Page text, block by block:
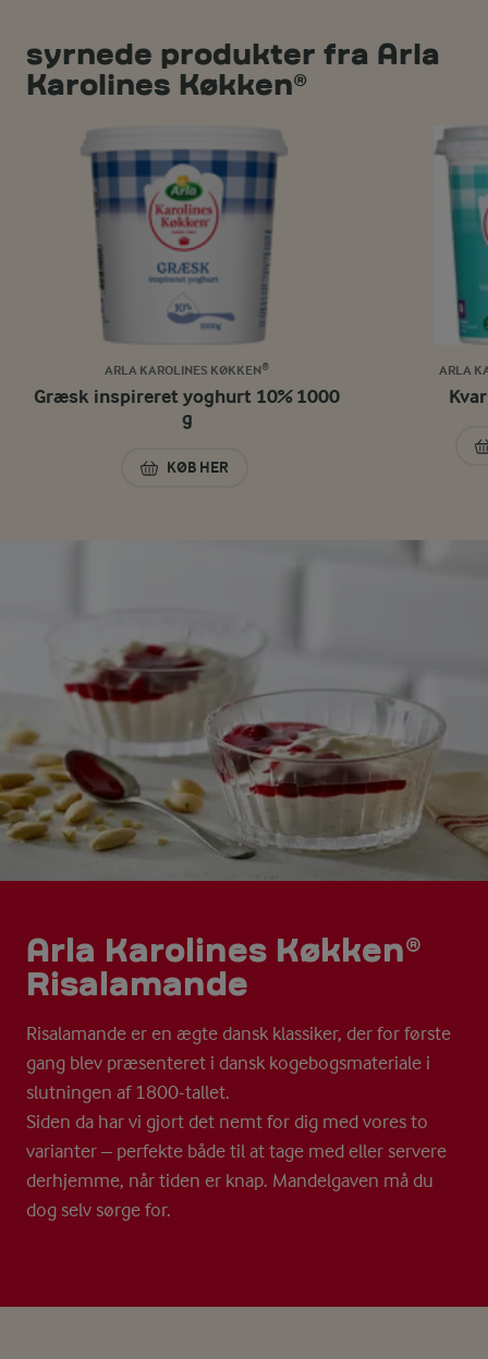
syrnede produkter fra Arla
Karolines Køkken®
ARLA KAROLINES KØKKEN®
Græsk inspireret yoghurt 10% 1000
g
KØB HER
GRÆSK INSPIRERET YOGHURT 10% 1000 G
ARLA
Arla Karolines Køkken®
Risala­mande
Risalamande er en ægte dansk klassiker, der for første
gang blev præsenteret i dansk kogebogsmateriale i
slutningen af 1800-tallet.
Siden da har vi gjort det nemt for dig med vores to
varianter – perfekte både til at tage med eller servere
derhjemme, når tiden er knap. Mandelgaven må du
dog selv sørge for.